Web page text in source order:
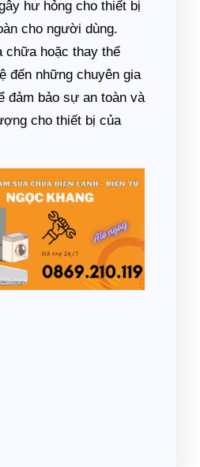
hư hỏng cho thiết bị
cho người dùng.
chữa hoặc thay thế
đến những chuyên gia
đảm bảo sự an toàn và
cho thiết bị của